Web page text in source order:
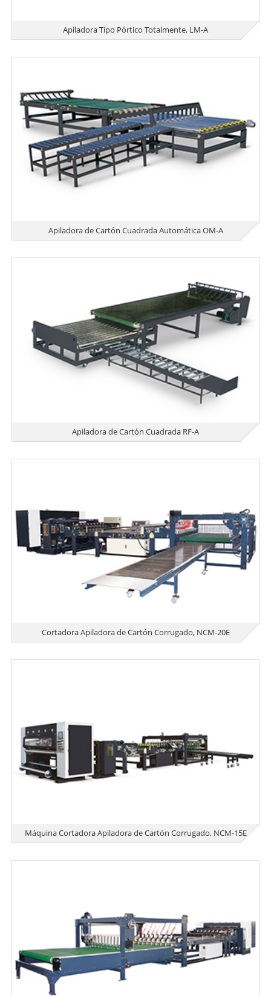
Apiladora Tipo Pórtico Totalmente, LM-A
Apiladora de Cartón Cuadrada Automática OM-A
Apiladora de Cartón Cuadrada RF-A
Cortadora Apiladora de Cartón Corrugado, NCM-20E
Máquina Cortadora Apiladora de Cartón Corrugado, NCM-15E